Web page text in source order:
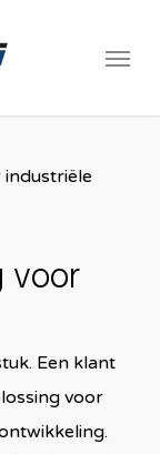
Menu
voor
Een klant
voor